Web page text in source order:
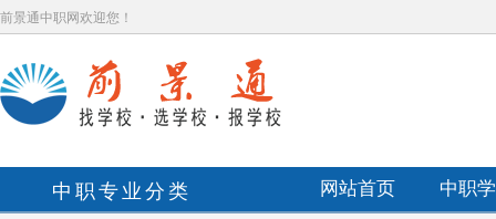
前景通中职网欢迎您！
中职专业分类 网站首页 中职